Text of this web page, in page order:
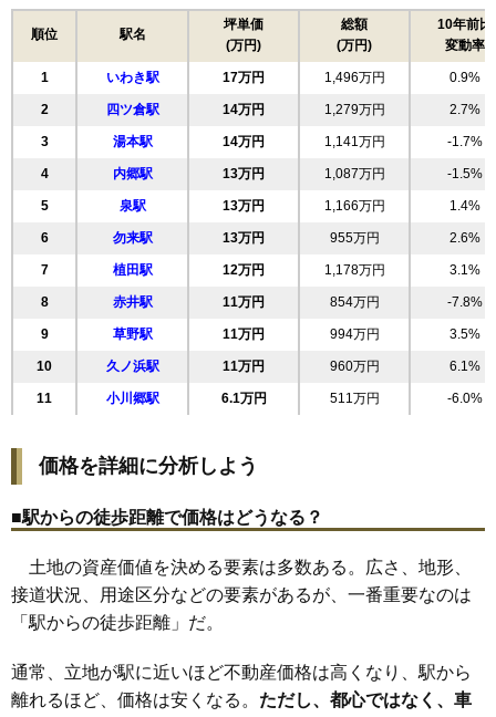
16 湘南台 21万円 1,597万円 21.5%
17 内郷御厩町 20万円 1,511万円 22.2%
18 泉町玉露 19万円 1,325万円 21.6%
19 小名浜諏訪町 19万円 1,140万円 10.5%
20 好間町下好間 19万円 1,646万円 6.1%
21 郷ケ丘 19万円 1,566万円 11.1%
22 葉山 19万円 1,701万円 58.0%
23 鹿島町久保 18万円 2,039万円 21.0%
24
小名浜西君ケ塚
18万円 927万円 8.8%
30 小名浜玉川町 17万円
31 小名浜西町 17万円
33 鹿島町下蔵持 17万円 1,157万円 19.9%
34 常磐下湯長谷町 17万円 1,302万円 8.2%
36 小名浜愛宕上 16万円 1,133万円 4.9%
37 小名浜大原 16万円 1,329万円 10.0%
順位 駅名
坪単価
(万円)
総額
(万円)
10年前比
変動率
1 いわき駅 17万円 1,496万円 0.9%
2 四ツ倉駅 14万円 1,279万円 2.7%
3 湯本駅 14万円 1,141万円 -1.7%
4 内郷駅 13万円 1,087万円 -1.5%
5 泉駅 13万円 1,166万円 1.4%
6 勿来駅 13万円 955万円 2.6%
7 植田駅 12万円 1,178万円 3.1%
8 赤井駅 11万円 854万円 -7.8%
9 草野駅 11万円 994万円 3.5%
10 久ノ浜駅 11万円 960万円 6.1%
11 小川郷駅 6.1万円 511万円 -6.0%
価格を詳細に分析しよう
■駅からの徒歩距離で価格はどうなる？
土地の資産価値を決める要素は多数ある。広さ、地形、
接道状況、用途区分などの要素があるが、一番重要なのは
「駅からの徒歩距離」だ。
通常、立地が駅に近いほど不動産価格は高くなり、駅から
離れるほど、価格は安くなる。 ただし、都心ではなく、車